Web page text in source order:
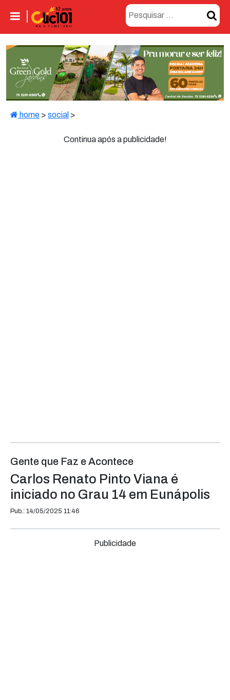
home > social >
Gente que Faz e Acontece
Carlos Renato Pinto Viana é
iniciado no Grau 14 em Eunápolis
Pub.: 14/05/2025 11:46
Publicidade
Continua após a publicidade!